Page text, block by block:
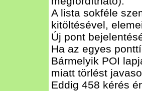
A lista sokféle
kitöltésével,
Új pont
Ha az egyes
Bármelyik POI
miatt törlést
Eddig 458 kérés